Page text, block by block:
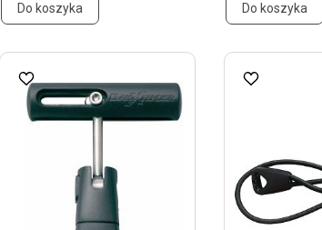
Do koszyka Do koszyka